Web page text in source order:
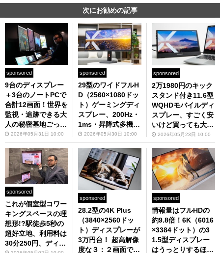
次にお勧めの記事
sponsored
9台のディスプレー
＋3台のノートPCで
合計12画面！世界を
監視・追跡できる大
人の秘密基地ごっこ
をご覧あれ
2026年05月31日 10:00
sponsored
29型のワイドフルH
D（2560×1080ドッ
ト）ゲーミングディ
スプレー、200Hz・
1ms・昇降式多機能
スタンドで3万2980
円は断然買いでしょ
2026年05月30日 10:00
sponsored
2万1980円のキック
スタンド付き11.6型
WQHDモバイルディ
スプレー、すごく安
いけど買っても大丈
夫？2026年05月23日 10:00
sponsored
これが個室型コワー
キングスペースの理
想形!?駅徒歩5秒の
超好立地、利用料は
30分250円、ディス
sponsored
28.2型の4K Plus
（3840×2560ドッ
ト）ディスプレーが
3万円台！ 超高解像
度な３：２画面で仕
sponsored
情報量はフルHDの
約9.8倍！6K（6016
×3384ドット）の3
1.5型ディスプレー
はうっとりするほど